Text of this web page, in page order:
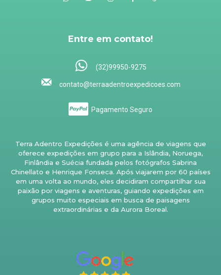
Entre em contato!
(32)99950-9275
contato@terraadentroexpedicoes.com
Pagamento Seguro
Terra Adentro Expedições é uma agência de viagens que
oferece expedições em grupo para a Islândia, Noruega,
Finlândia e Suécia fundada pelos fotógrafos Sabrina
Chinellato e Henrique Fonseca. Após viajarem por 60 países
em uma volta ao mundo, eles decidiram compartilhar sua
paixão por viagens e aventuras, guiando expedições em
grupos muito especiais em busca de paisagens
extraordinárias e da Aurora Boreal.